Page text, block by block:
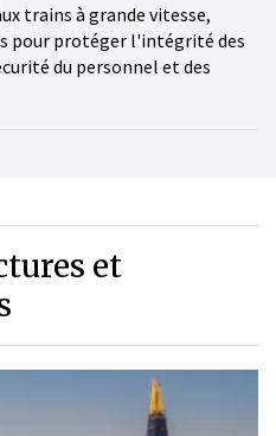
trains à grande vitesse,
pour protéger l'intégrité des
du personnel et des
et